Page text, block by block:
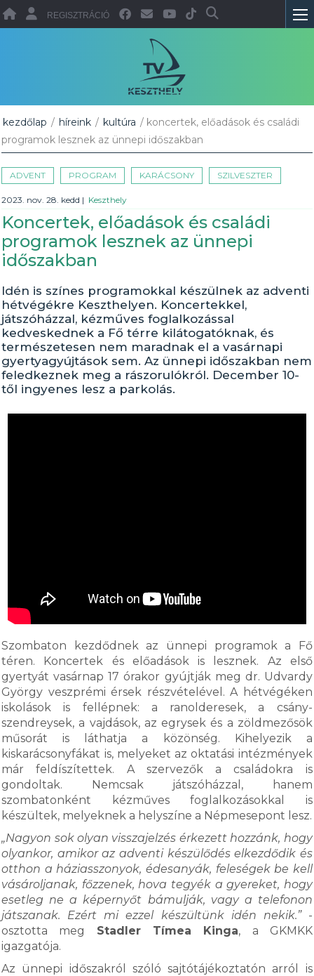
REGISZTRÁCIÓ
kezdőlap / híreink / kultúra / koncertek, előadások és családi
programok lesznek az ünnepi időszakban
ADVENT PROGRAM KARÁCSONY SZILVESZTER
2023. nov. 28. kedd | Keszthely
Koncertek, előadások és családi
programok lesznek az ünnepi
időszakban
Idén is színes programokkal készülnek az adventi
hétvégékre Keszthelyen. Koncertekkel,
játszóházzal, kézműves foglalkozással
kedveskednek a Fő térre kilátogatóknak, és
természetesen nem maradnak el a vasárnapi
gyertyagyújtások sem. Az ünnepi időszakban nem
feledkeznek meg a rászorulókról. December 10-
től ingyenes lesz a parkolás.
Szombaton kezdődnek az ünnepi programok a Fő
téren. Koncertek és előadások is lesznek. Az első
gyertyát vasárnap 17 órakor gyújtják meg dr. Udvardy
György veszprémi érsek részvételével. A hétvégéken
iskolások is fellépnek: a ranolderesek, a csány-
szendreysek, a vajdások, az egrysek és a zöldmezősök
műsorát is láthatja a közönség. Kihelyezik a
kiskarácsonyfákat is, melyeket az oktatási intézmények
már feldíszítettek. A szervezők a családokra is
gondoltak. Nemcsak játszóházzal, hanem
szombatonként kézműves foglalkozásokkal is
készültek, melyeknek a helyszíne a Népmesepont lesz.
„Nagyon sok olyan visszajelzés érkezett hozzánk, hogy
olyankor, amikor az adventi készülődés elkezdődik és
otthon a háziasszonyok, édesanyák, feleségek be kell
vásároljanak, főzzenek, hova tegyék a gyereket, hogy
esetleg ne a képernyőt bámulják, vagy a telefonon
játszanak. Ezért mi ezzel készültünk idén nekik.”-
osztotta meg Stadler Tímea Kinga, a GKMKK
igazgatója.
Az ünnepi időszakról szóló sajtótájékoztatón arról is